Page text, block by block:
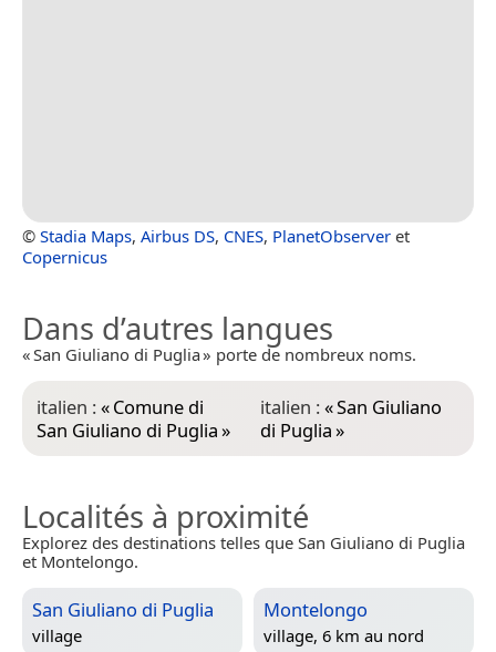
© Stadia Maps, Airbus DS, CNES, PlanetObserver et
Copernicus
Dans d’autres langues
« San Giuliano di Puglia » porte de nombreux noms.
italien :«Comune di
San Giuliano di Puglia»
italien :«San Giuliano
di Puglia»
Localités à proximité
Explorez des destinations telles que San Giuliano di Puglia
et Montelongo.
San Giuliano di Puglia
village
Montelongo
village, 6 km au nord